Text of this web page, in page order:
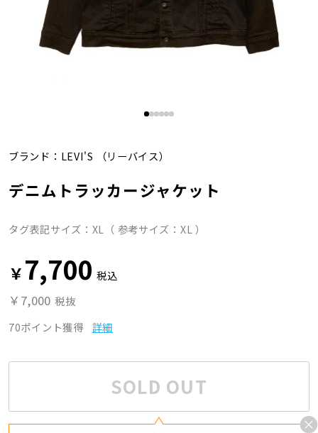
ブランド： LEVI'S （リーバイス）
デニムトラッカージャケット
タグ表記サイズ：XL（ 参考サイズ：XL ）
￥7,700 税込
￥7,000 税抜
70ポイント獲得
詳細
SOLD OUT